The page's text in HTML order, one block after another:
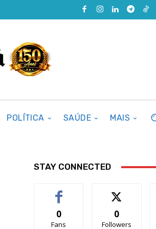
POLÍTICA SAÚDE MAIS
STAY CONNECTED
0
Fans
0
Followers